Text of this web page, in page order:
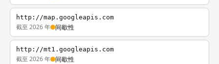
http://map.googleapis.com
截至 2026 年 间歇性
http://mt1.googleapis.com
截至 2026 年 间歇性